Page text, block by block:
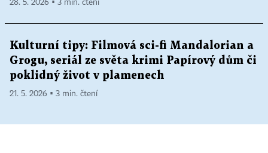
28. 5. 2026 ▪ 3 min. čtení
Kulturní tipy: Filmová sci-fi Mandalorian a
Grogu, seriál ze světa krimi Papírový dům či
poklidný život v plamenech
21. 5. 2026 ▪ 3 min. čtení